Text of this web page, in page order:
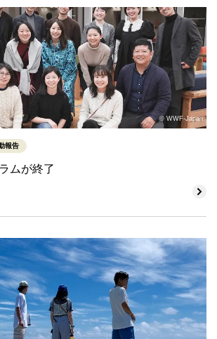
© WWF-Japan
報告
ムが終了